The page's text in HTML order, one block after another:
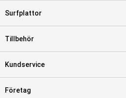
Surfplattor
Tillbehör
Kundservice
Företag